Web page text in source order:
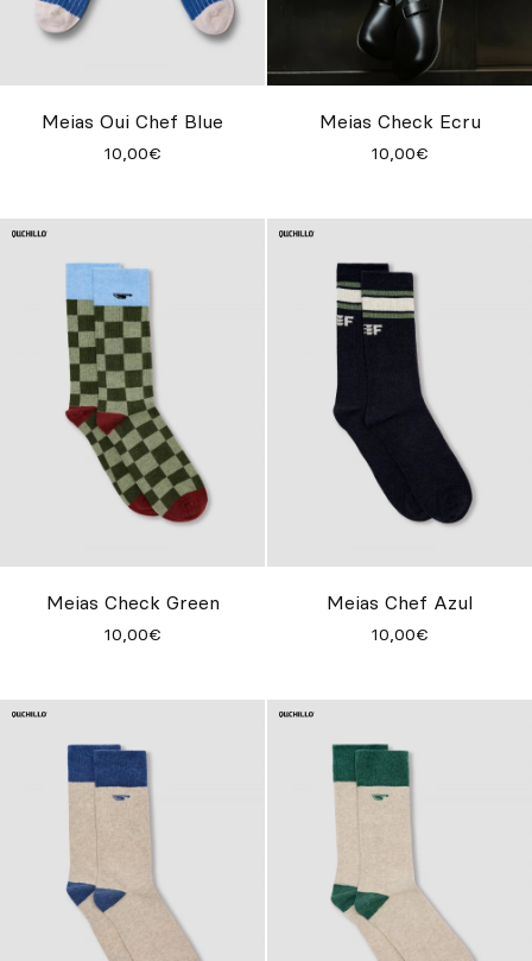
Meias Oui Chef Blue
10,00€
Meias Check Ecru
10,00€
Meias Check Green
10,00€
Meias Chef Azul
10,00€